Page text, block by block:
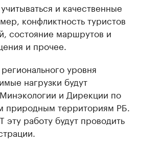
и качественные
конфликтность туристов
состояние маршрутов и
и прочее.
уровня
нагрузки будут
и Дирекции по
природным территориям РБ.
работу будут проводить